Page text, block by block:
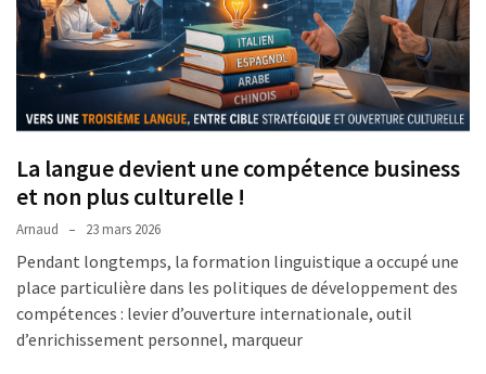
La langue devient une compétence business
et non plus culturelle !
Arnaud 23 mars 2026
Pendant longtemps, la formation linguistique a occupé une
place particulière dans les politiques de développement des
compétences : levier d’ouverture internationale, outil
d’enrichissement personnel, marqueur